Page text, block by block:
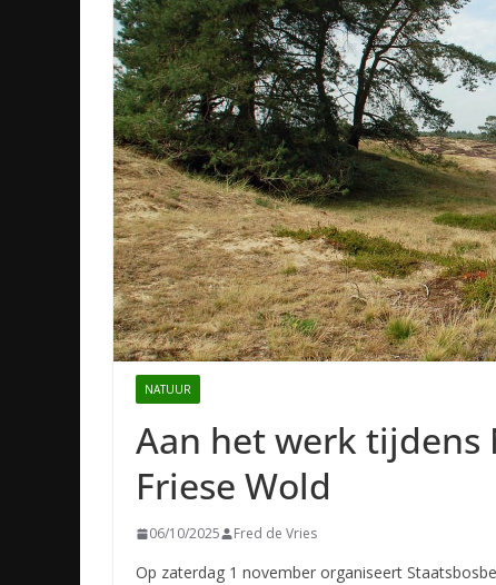
NATUUR
Aan het werk
Friese Wold
06/10/2025 Fred de Vries
Op zaterdag 1 november organiseert